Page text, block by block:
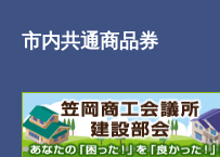
市内共通商品券